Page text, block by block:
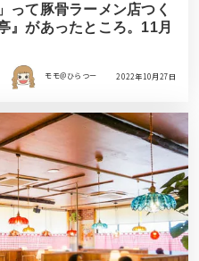
って豚骨ラーメン店つく
』があったところ。11月
モモ＠ひらつー 2022年10月27日